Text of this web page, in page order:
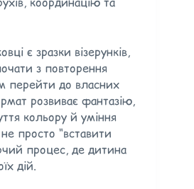
є зразки візерунків,
з повторення
перейти до власних
розвиває фантазію,
кольору й уміння
просто “вставити
процес, де дитина
дій.